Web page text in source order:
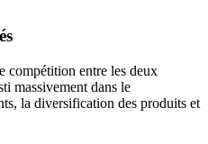
compétition entre les deux
massivement dans le
la diversification des produits et